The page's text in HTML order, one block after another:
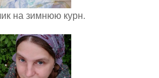
на зимнюю курн.